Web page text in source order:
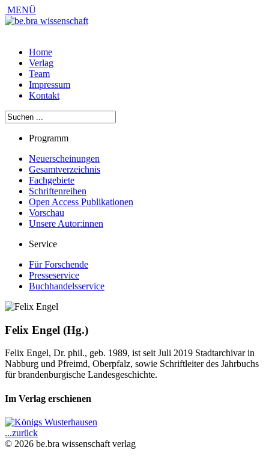
MENÜ
Home
Verlag
Team
Impressum
Kontakt
Programm
Neuerscheinungen
Gesamtverzeichnis
Fachgebiete
Schriftenreihen
Open Access Publikationen
Vorschau
Unsere Autor:innen
Service
Für Forschende
Presseservice
Buchhandelsservice
Felix Engel (Hg.)
Felix Engel, Dr. phil., geb. 1989, ist seit Juli 2019 Stadtarchivar in
Nabburg und Pfreimd, Oberpfalz, sowie Schriftleiter des Jahrbuchs
für brandenburgische Landesgeschichte.
Im Verlag erschienen
...zurück
© 2026 be.bra wissenschaft verlag